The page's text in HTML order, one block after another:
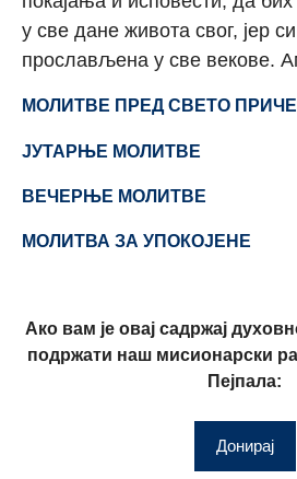
у све дане живота свог, јер
прослављена у све векове.
МОЛИТВЕ ПРЕД СВЕТО
ЈУТАРЊЕ МОЛИТВЕ
ВЕЧЕРЊЕ МОЛИТВЕ
МОЛИТВА ЗА УПОКОЈЕНЕ
Ако вам је овај садржај
подржати наш мисионарски
Пејпала:
Донирај